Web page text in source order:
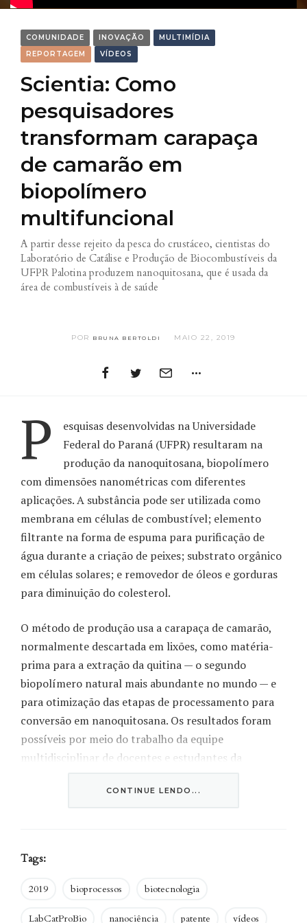
COMUNIDADE INOVAÇÃO
MULTIMÍDIA
REPORTAGEM
VÍDEOS
Scientia: Como
pesquisadores
transformam carapaça
de camarão em
biopolímero
multifuncional
A partir desse rejeito da pesca do crustáceo, cientistas do
Laboratório de Catálise e Produção de Biocombustíveis da
UFPR Palotina produzem nanoquitosana, que é usada da
área de combustíveis à de saúde
POR BRUNA BERTOLDI MAIO 22, 2019
P
esquisas desenvolvidas na Universidade
Federal do Paraná (UFPR) resultaram na
produção da nanoquitosana, biopolímero
com dimensões nanométricas com diferentes
aplicações. A substância pode ser utilizada como
membrana em células de combustível; elemento
filtrante na forma de espuma para purificação de
água durante a criação de peixes; substrato orgânico
em células solares; e removedor de óleos e gorduras
para diminuição do colesterol.
O método de produção usa a carapaça de camarão,
normalmente descartada em lixões, como matéria-
prima para a extração da quitina — o segundo
biopolímero natural mais abundante no mundo — e
para otimização das etapas de processamento para
conversão em nanoquitosana. Os resultados foram
possíveis por meio do trabalho da equipe
multidisciplinar de docentes e estudantes da
“Buscamos desenvolver este material na
preciso inserir novas etapas no processo
tradicional de obtenção da quitosana ou que
CONTINUE LENDO...
Tags:
2019 bioprocessos biotecnologia
LabCatProBio nanociência patente vídeos